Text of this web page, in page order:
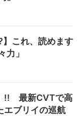
】これ、読めます
力」
!! 最新CVTで高
エブリイの巡航